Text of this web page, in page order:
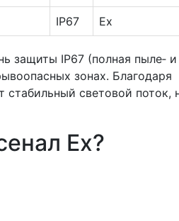
IP67 Ex
защиты IP67 (полная пыле‑ и
зонах. Благодаря
световой поток,
Ex?